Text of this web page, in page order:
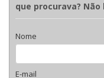
que procurava?
Nome
E-mail